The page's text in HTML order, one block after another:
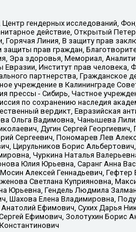
гендерных исследований,
действие, Открытый
Линия, В защиту прав
прав граждан,
Эра здоровья, Мемориал,
Институт прав человека,
партнерства, Гражданское
учреждение в Калининграде
- Сибирь, Частное
по сохранению наследия
вердикт, Евразийская
Ольга Вадимовна, Чанышева
Дугин Сергей
Сергеевич, Пономарев Лев
Цирульников Борис
Чуркина Наталья
Юлия Юрьевна, Саранг Анна
Алексей Геннадьевич, Гефтер
Светлана Куприяновна,
Юрьевна, Гендель Людмила
Елена Владимировна,
Ефимович, Сухих Дарья
Ефимович, Золотухин Борис